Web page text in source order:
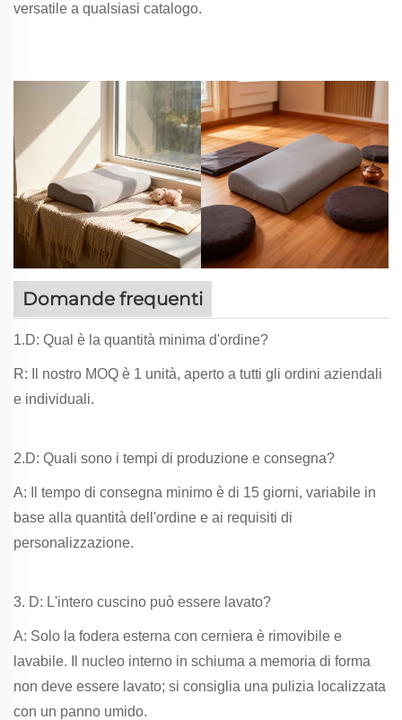
versatile a qualsiasi catalogo.
Domande frequenti
1.D: Qual è la quantità minima d'ordine?
R: Il nostro MOQ è 1 unità, aperto a tutti gli ordini aziendali
e individuali.
2.D: Quali sono i tempi di produzione e consegna?
A: Il tempo di consegna minimo è di 15 giorni, variabile in
base alla quantità dell'ordine e ai requisiti di
personalizzazione.
3. D: L'intero cuscino può essere lavato?
A: Solo la fodera esterna con cerniera è rimovibile e
lavabile. Il nucleo interno in schiuma a memoria di forma
non deve essere lavato; si consiglia una pulizia localizzata
con un panno umido.